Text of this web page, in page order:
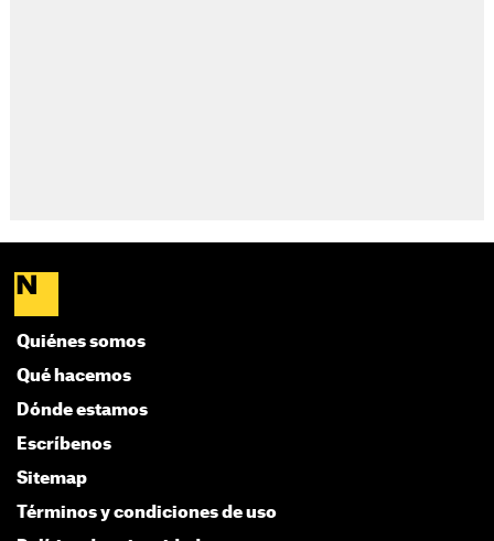
Quiénes somos
Qué hacemos
Dónde estamos
Escríbenos
Sitemap
Términos y condiciones de uso